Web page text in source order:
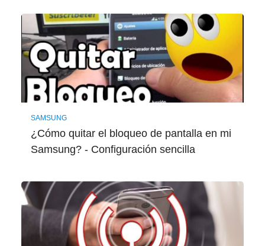
SAMSUNG
¿Cómo quitar el bloqueo de pantalla en mi
Samsung? - Configuración sencilla